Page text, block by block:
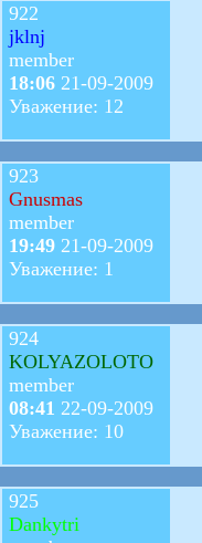
922
jklnj
member
18:06 21-09-2009
Уважение: 12
923
Gnusmas
member
19:49 21-09-2009
Уважение: 1
924
KOLYAZOLOTO
member
08:41 22-09-2009
Уважение: 10
925
Dankytri